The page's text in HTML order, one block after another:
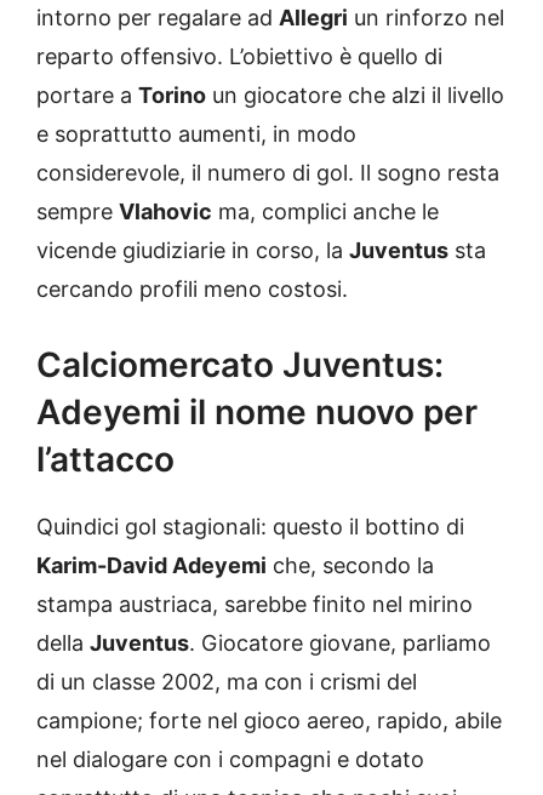
intorno per regalare ad Allegri un rinforzo nel
reparto offensivo. L’obiettivo è quello di
portare a Torino un giocatore che alzi il livello
e soprattutto aumenti, in modo
considerevole, il numero di gol. Il sogno resta
sempre Vlahovic ma, complici anche le
vicende giudiziarie in corso, la Juventus sta
cercando profili meno costosi.
Calciomercato Juventus:
Adeyemi il nome nuovo per
l’attacco
Quindici gol stagionali: questo il bottino di
Karim-David Adeyemi che, secondo la
stampa austriaca, sarebbe finito nel mirino
della Juventus. Giocatore giovane, parliamo
di un classe 2002, ma con i crismi del
campione; forte nel gioco aereo, rapido, abile
nel dialogare con i compagni e dotato